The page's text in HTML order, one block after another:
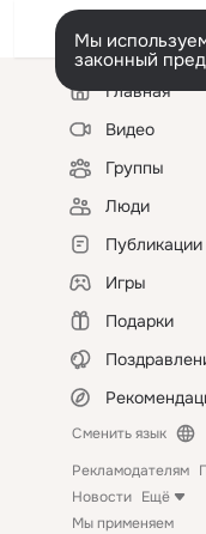
Мы
законный
Левая
колонкаГлавная
Видео
Группы
Люди
Публикации
Игры
Подарки
Сменить язык
Рекламодателям
Новости Ещё
Мы применяем